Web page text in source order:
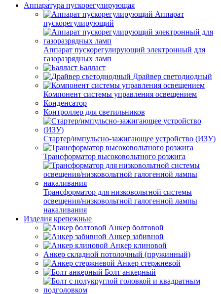
Аппаратура пускорегулирующая
Аппарат
пускорегулирующий
Аппарат пускорегулирующий электронный для
газоразрядных ламп
Балласт
Драйвер светодиодный
Компонент системы управления освещением
Конденсатор
Контроллер для светильников
Стартер/импульсно-зажигающее устройство (ИЗУ)
Трансформатор высоковольтного розжига
Трансформатор для низковольтной системы
освещения/низковольтной галогенной лампы
накаливания
Изделия крепежные
Анкер болтовой
Анкер забивной
Анкер клиновой
Анкер складной потолочный (пружинный)
Анкер стержневой
Болт анкерный